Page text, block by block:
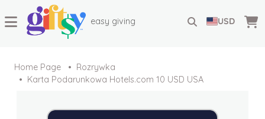
easy giving USD
Home Page
Rozrywka
Karta Podarunkowa Hotels.com 10 USD USA